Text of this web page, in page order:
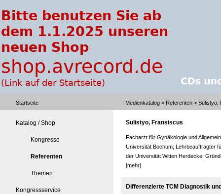
Startseite Medienkatalog > Referenten > Sulistyo,
Katalog / Shop
Kongresse
Referenten
Themen
Kongressservice
Sulistyo, Fransiscus
Facharzt für Gynäkologie und
Universität Bochum; Lehrbeauftragter
der Universität Witten Herdecke;
[mehr]
Differenzierte TCM Diagnostik